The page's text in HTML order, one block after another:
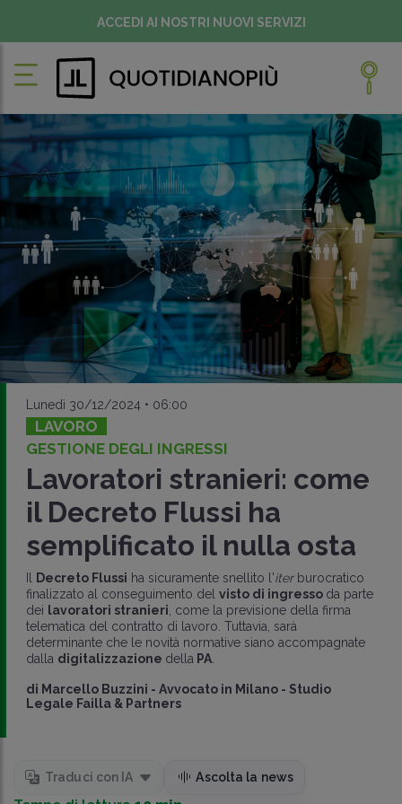
ACCEDI AI NOSTRI NUOVI SERVIZI
Lunedì 30/12/2024 • 06:00
LAVORO
GESTIONE DEGLI INGRESSI
Lavoratori stranieri: come
il Decreto Flussi ha
semplificato il nulla osta
Il Decreto Flussi ha sicuramente snellito l'iterburocratico
finalizzato al conseguimento del visto di ingresso da parte
dei lavoratori stranieri , come la previsione della firma
telematica del contratto di lavoro. Tuttavia, sarà
determinante che le novità normative siano accompagnate
dalla digitalizzazione della PA.
di Marcello Buzzini - Avvocato in Milano - Studio
Legale Failla & Partners
Traduci con IA Ascolta la news